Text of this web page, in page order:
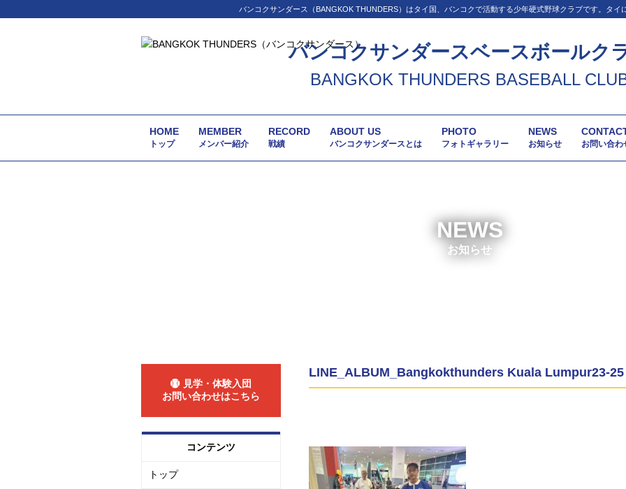
バンコクサンダース（BANGKOK THUNDERS）はタイ国、バンコクで活動する少年硬式野球クラブです。タ
バンコクサンダースベースボールク
BANGKOK THUNDERS BASEBALL
HOME
トップ
MEMBER
メンバー紹介
RECORD
戦績
ABOUT US
バンコクサンダースとは
PHOTO
フォトギャラリー
NEWS
お知らせ お問い合わ
NEWS
お知らせ
LINE_ALBUM_Bangkokthunders Kuala Lumpur23-25
見学・体験入団
お問い合わせはこちら
コンテンツ
トップ